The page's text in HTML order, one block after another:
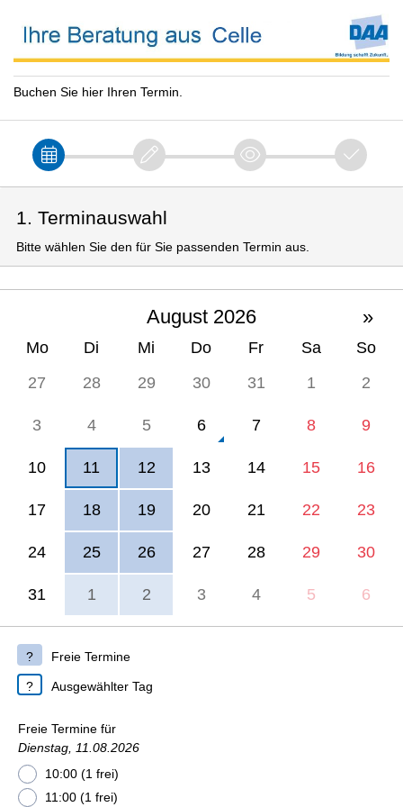
Buchen Sie hier Ihren Termin.
1. Terminauswahl
Bitte wählen Sie den für Sie passenden Termin aus.
August 2026 »
Mo Di Mi Do Fr Sa
So
27
28 29 30 31 1 2
3 4 5 6 7 8 9
10 11 12 13 14 15 16
17 18 19 20 21 22 23
24 25 26 27 28 29 30
31 1 2 3 4 5 6
Freie Termine
Ausgewählter Tag
Freie Termine für
Dienstag, 11.08.2026
10:00 (1 frei)
11:00 (1 frei)